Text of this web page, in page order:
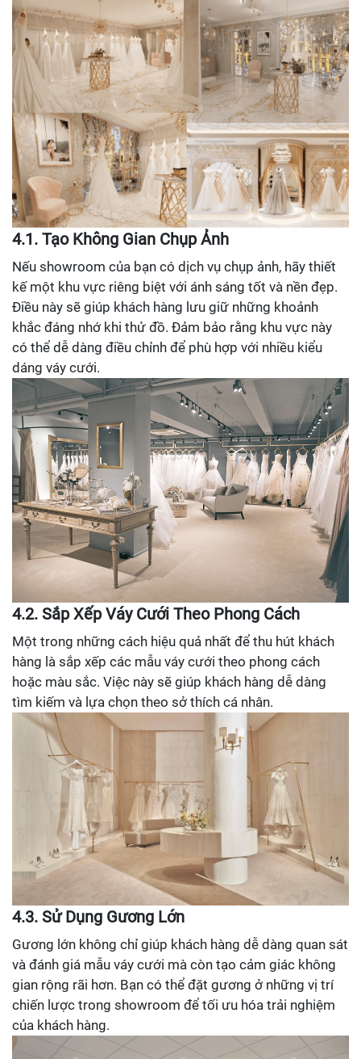
4.1. Tạo Không Gian Chụp Ảnh
Nếu showroom của bạn có dịch vụ chụp ảnh, hãy thiết
kế một khu vực riêng biệt với ánh sáng tốt và nền đẹp.
Điều này sẽ giúp khách hàng lưu giữ những khoảnh
khắc đáng nhớ khi thử đồ. Đảm bảo rằng khu vực này
có thể dễ dàng điều chỉnh để phù hợp với nhiều kiểu
dáng váy cưới.
4.2. Sắp Xếp Váy Cưới Theo Phong Cách
Một trong những cách hiệu quả nhất để thu hút khách
hàng là sắp xếp các mẫu váy cưới theo phong cách
hoặc màu sắc. Việc này sẽ giúp khách hàng dễ dàng
tìm kiếm và lựa chọn theo sở thích cá nhân.
4.3. Sử Dụng Gương Lớn
Gương lớn không chỉ giúp khách hàng dễ dàng quan sát
và đánh giá mẫu váy cưới mà còn tạo cảm giác không
gian rộng rãi hơn. Bạn có thể đặt gương ở những vị trí
chiến lược trong showroom để tối ưu hóa trải nghiệm
của khách hàng.